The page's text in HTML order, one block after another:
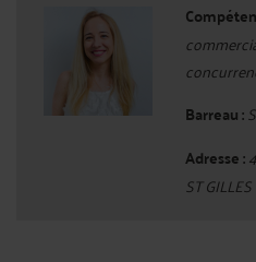
Barreau :
Adresse :
ST